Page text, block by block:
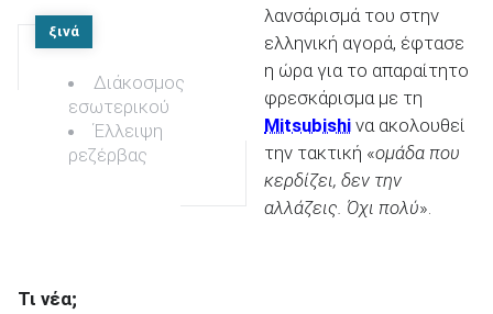
ξινά
Διάκοσμος
εσωτερικού
Έλλειψη
ρεζέρβας
λανσάρισμά του στην
ελληνική αγορά, έφτασε
η ώρα για το απαραίτητο
φρεσκάρισμα με τη
Mitsubishi να ακολουθεί
την τακτική «ομάδα που
κερδίζει, δεν την
αλλάζεις. Όχι πολύ».
Τι νέα;